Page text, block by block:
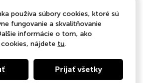
podcast a chceš získať kontrolu nad týmto
Vzdelávanie
používa súbory cookies, ktoré sú
fungovanie a skvalitňovanie
informácie o tom, ako
nájdete tu.
Prijať všetky